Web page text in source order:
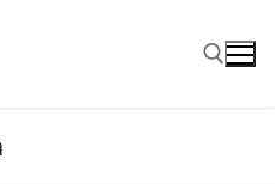
Hae: